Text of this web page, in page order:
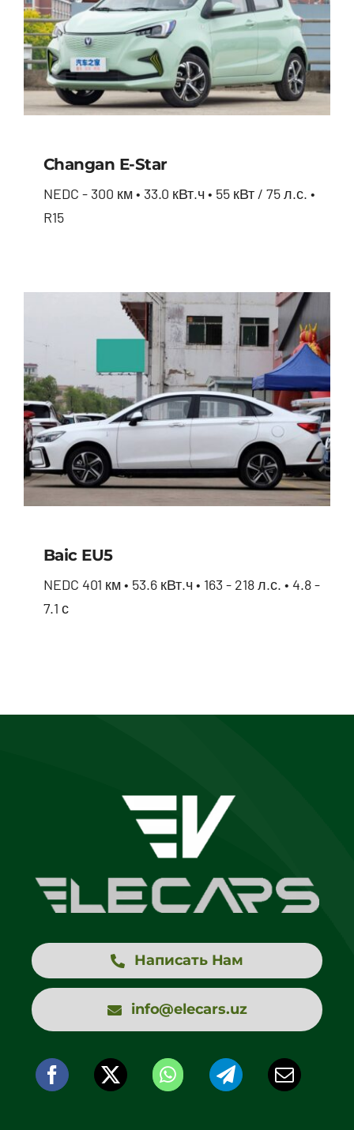
Changan E-Star
NEDC - 300 км • 33.0 кВт.ч • 55 кВт / 75 л.с. •
R15
Baic EU5
NEDC 401 км • 53.6 кВт.ч • 163 - 218 л.с. • 4.8 -
7.1 с
Написать Нам
info@elecars.uz